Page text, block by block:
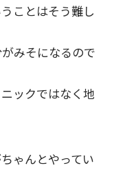
ことはそう難し
みそになるので
ックではなく地
ゃんとやってい